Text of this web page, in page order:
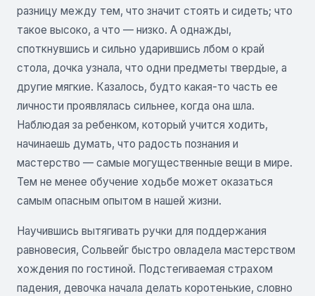
разницу между тем, что значит стоять и сидеть; что
такое высоко, а что — низко. А однажды,
споткнувшись и сильно ударившись лбом о край
стола, дочка узнала, что одни предметы твердые, а
другие мягкие. Казалось, будто какая-то часть ее
личности проявлялась сильнее, когда она шла.
Наблюдая за ребенком, который учится ходить,
начинаешь думать, что радость познания и
мастерство — самые могущественные вещи в мире.
Тем не менее обучение ходьбе может оказаться
самым опасным опытом в нашей жизни.
Научившись вытягивать ручки для поддержания
равновесия, Сольвейг быстро овладела мастерством
хождения по гостиной. Подстегиваемая страхом
падения, девочка начала делать коротенькие, словно